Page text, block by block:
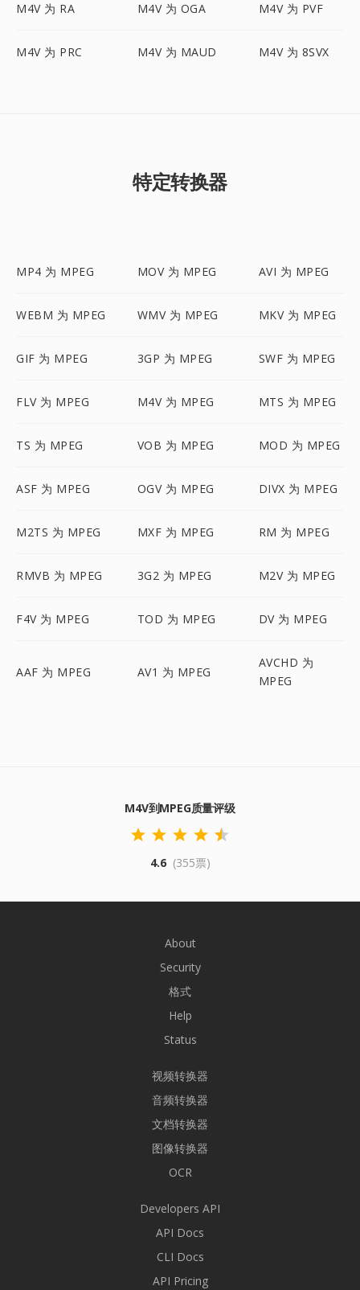
M4V 为 RA M4V 为 OGA M4V 为 PVF
M4V 为 PRC M4V 为 MAUD M4V 为 8SVX
特定转换器
MP4 为 MPEG MOV 为 MPEG AVI 为 MPEG
WEBM 为 MPEG WMV 为 MPEG MKV 为 MPEG
GIF 为 MPEG 3GP 为 MPEG SWF 为 MPEG
FLV 为 MPEG M4V 为 MPEG MTS 为 MPEG
TS 为 MPEG VOB 为 MPEG MOD 为 MPEG
ASF 为 MPEG OGV 为 MPEG DIVX 为 MPEG
M2TS 为 MPEG MXF 为 MPEG RM 为 MPEG
RMVB 为 MPEG 3G2 为 MPEG M2V 为 MPEG
F4V 为 MPEG TOD 为 MPEG DV 为 MPEG
AAF 为 MPEG AV1 为 MPEG
AVCHD 为
MPEG
M4V到MPEG质量评级
4.6 (355票)
About
Security
格式
Help
Status
视频转换器
音频转换器
文档转换器
图像转换器
OCR
Developers API
API Docs
CLI Docs
API Pricing